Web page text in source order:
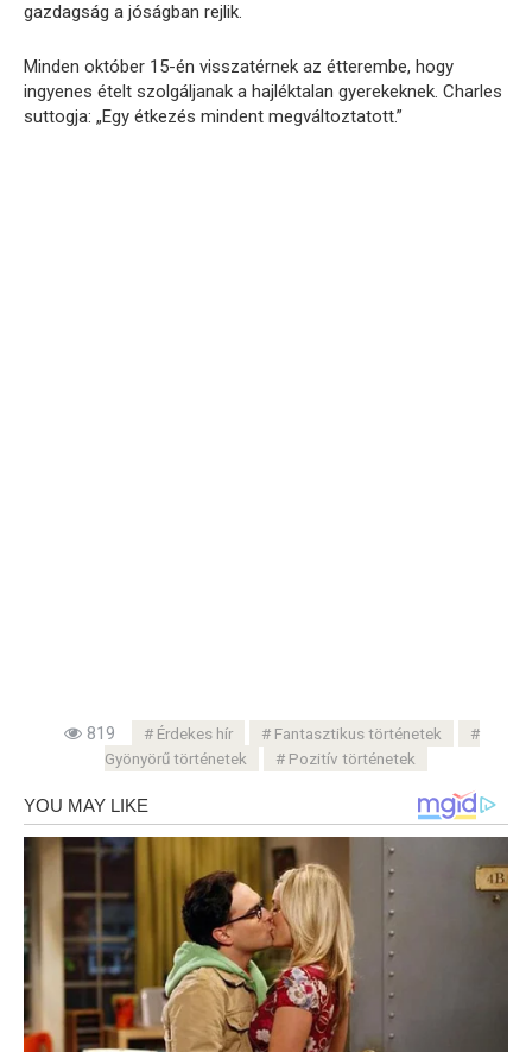
gazdagság a jóságban rejlik.
Minden október 15-én visszatérnek az étterembe, hogy
ingyenes ételt szolgáljanak a hajléktalan gyerekeknek. Charles
suttogja: „Egy étkezés mindent megváltoztatott.”
819 Érdekes hír
Fantasztikus történetek
Gyönyörű történetek
Pozitív történetek